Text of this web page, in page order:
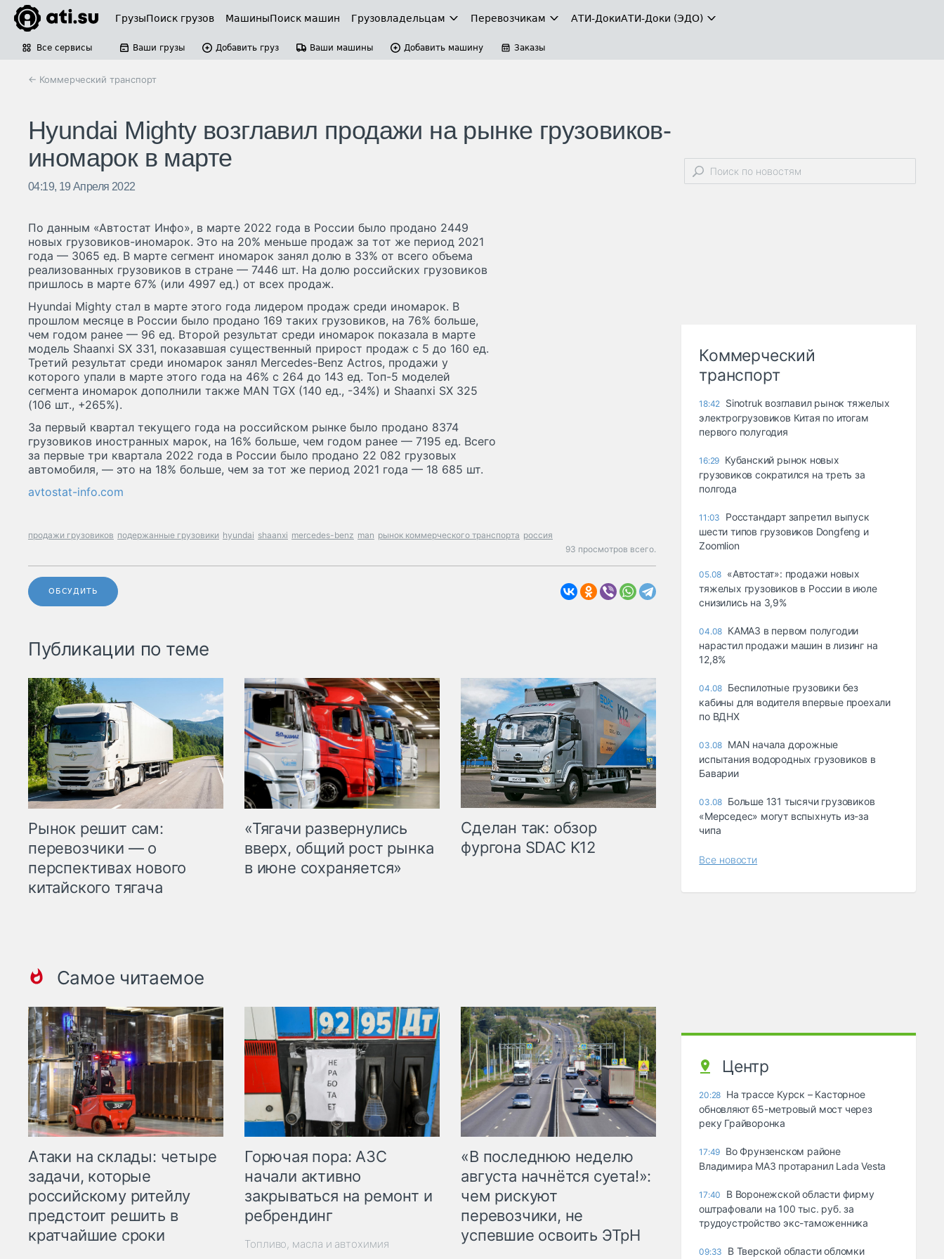
ГрузыПоиск грузов МашиныПоиск машин Грузовладельцам Перевозчикам АТИ-ДокиАТИ-Доки (ЭДО)
Все сервисы Ваши грузы Добавить груз Ваши машины Добавить машину Заказы
← Коммерческий транспорт
Hyundai Mighty возглавил продажи на рынке грузовиков-
иномарок в марте
04:19, 19 Апреля 2022
По данным «Автостат Инфо», в марте 2022 года в России было продано 2449
новых грузовиков-иномарок. Это на 20% меньше продаж за тот же период 2021
года — 3065 ед. В марте сегмент иномарок занял долю в 33% от всего объема
реализованных грузовиков в стране — 7446 шт. На долю российских грузовиков
пришлось в марте 67% (или 4997 ед.) от всех продаж.
Hyundai Mighty стал в марте этого года лидером продаж среди иномарок. В
прошлом месяце в России было продано 169 таких грузовиков, на 76% больше,
чем годом ранее — 96 ед. Второй результат среди иномарок показала в марте
модель Shaanxi SX 331, показавшая существенный прирост продаж с 5 до 160 ед.
Третий результат среди иномарок занял Mercedes-Benz Actros, продажи у
которого упали в марте этого года на 46% с 264 до 143 ед. Топ-5 моделей
сегмента иномарок дополнили также MAN TGX (140 ед., -34%) и Shaanxi SX 325
(106 шт., +265%).
За первый квартал текущего года на российском рынке было продано 8374
грузовиков иностранных марок, на 16% больше, чем годом ранее — 7195 ед. Всего
за первые три квартала 2022 года в России было продано 22 082 грузовых
автомобиля, — это на 18% больше, чем за тот же период 2021 года — 18 685 шт.
avtostat-info.com
продажи грузовиков подержанные грузовики hyundai shaanxi mercedes-benz man рынок коммерческого транспорта россия
93 просмотров всего.
ОБСУДИТЬ
Публикации по теме
Рынок решит сам:
перевозчики — о
перспективах нового
китайского тягача
«Тягачи развернулись
вверх, общий рост рынка
в июне сохраняется»
Сделан так: обзор
фургона SDAC K12
Самое читаемое
Атаки на склады: четыре
задачи, которые
российскому ритейлу
предстоит решить в
кратчайшие сроки
Горючая пора: АЗС
начали активно
закрываться на ремонт и
ребрендинг
Топливо, масла и автохимия
«В последнюю неделю
августа начнётся суета!»:
чем рискуют
перевозчики, не
успевшие освоить ЭТрН
Коммерческий
транспорт
18:42 Sinotruk возглавил рынок тяжелых
электрогрузовиков Китая по итогам
первого полугодия
16:29 Кубанский рынок новых
грузовиков сократился на треть за
полгода
11:03
Росстандарт запретил выпуск
шести типов грузовиков Dongfeng и
Zoomlion
05.08 «Автостат»: продажи новых
тяжелых грузовиков в России в июле
снизились на 3,9%
04.08 КАМАЗ в первом полугодии
нарастил продажи машин в лизинг на
12,8%
04.08 Беспилотные грузовики без
кабины для водителя впервые проехали
по ВДНХ
03.08 MAN начала дорожные
испытания водородных грузовиков в
Баварии
03.08 Больше 131 тысячи грузовиков
«Мерседес» могут вспыхнуть из-за
чипа
Все новости
Центр
20:28 На трассе Курск – Касторное
обновляют 65-метровый мост через
реку Грайворонка
17:49 Во Фрунзенском районе
Владимира МАЗ протаранил Lada Vesta
17:40
В Воронежской области фирму
оштрафовали на 100 тыс. руб. за
трудоустройство экс-таможенника
09:33 В Тверской области обломки